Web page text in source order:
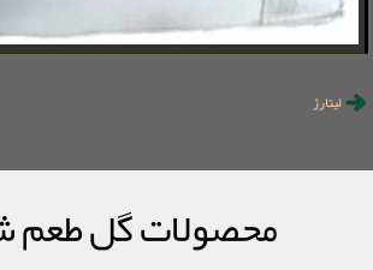
لیتارژ
محصولات گل طعم